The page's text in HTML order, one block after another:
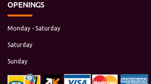
OPENINGS
Monday - Saturday
Saturday
Sunday